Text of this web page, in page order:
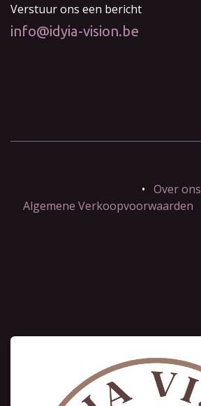
Verstuur ons een bericht
info@idyia-vision.be
• Over ons
Algemene Verkoopvoorwaarden